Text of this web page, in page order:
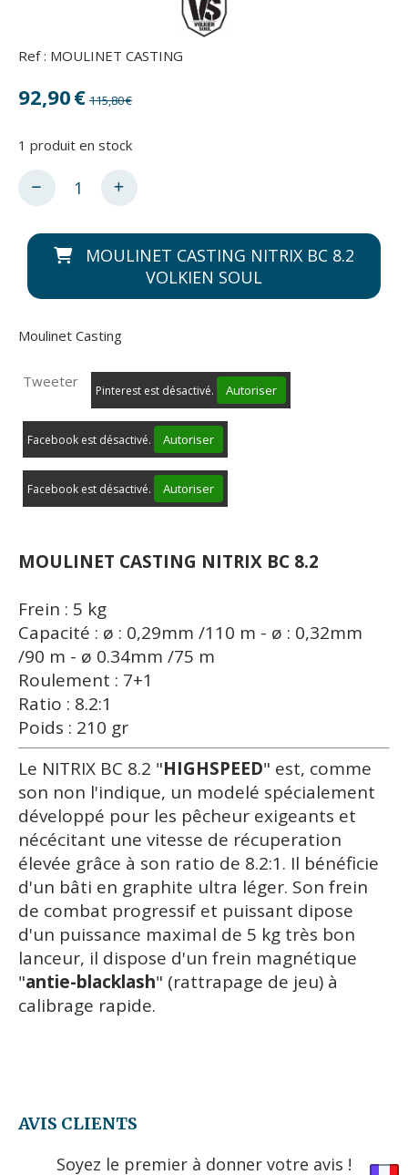
Ref : MOULINET CASTING
92,90€ 115,80€
1 produit en stock
MOULINET CASTING NITRIX BC 8.2
VOLKIEN SOUL
Moulinet Casting
Tweeter
Pinterest est désactivé. Autoriser
Facebook est désactivé. Autoriser
Facebook est désactivé. Autoriser
MOULINET CASTING NITRIX BC 8.2
Frein : 5 kg
Capacité : ø : 0,29mm /110 m - ø : 0,32mm
/90 m - ø 0.34mm /75 m
Roulement : 7+1
Ratio : 8.2:1
Poids : 210 gr
Le NITRIX BC 8.2 "HIGHSPEED" est, comme
son non l'indique, un modelé spécialement
développé pour les pêcheur exigeants et
nécécitant une vitesse de récuperation
élevée grâce à son ratio de 8.2:1. Il bénéficie
d'un bâti en graphite ultra léger. Son frein
de combat progressif et puissant dipose
d'un puissance maximal de 5 kg très bon
lanceur, il dispose d'un frein magnétique
"antie-blacklash" (rattrapage de jeu) à
calibrage rapide.
AVIS CLIENTS
Soyez le premier à donner votre avis !